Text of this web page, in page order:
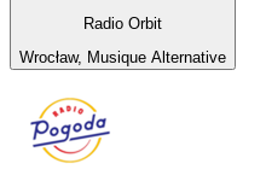
Radio Orbit
Wrocław, Musique Alternative